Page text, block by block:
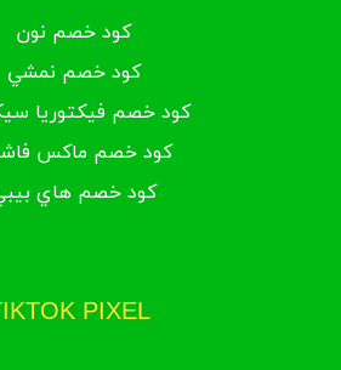
كود خصم نون
كود خصم نمشي
كود خصم فيكتوريا سيكريت
كود خصم ماكس فاشون
كود خصم هاي بيبي
TIKTOK PIXEL